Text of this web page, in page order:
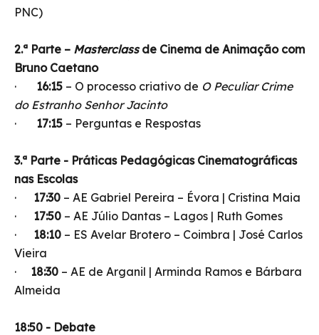
PNC)
2.ª Parte – Masterclassde Cinema de Animação com
Bruno Caetano
· 16:15 – O processo criativo de O Peculiar Crime
do Estranho Senhor Jacinto
· 17:15 – Perguntas e Respostas
3.ª Parte - Práticas Pedagógicas Cinematográficas
nas Escolas
· 17:30 – AE Gabriel Pereira – Évora | Cristina Maia
· 17:50 – AE Júlio Dantas – Lagos | Ruth Gomes
· 18:10 – ES Avelar Brotero – Coimbra | José Carlos
Vieira
· 18:30 – AE de Arganil | Arminda Ramos e Bárbara
Almeida
18:50 - Debate